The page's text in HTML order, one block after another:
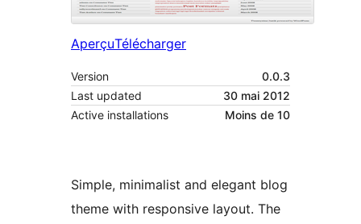
AperçuTélécharger
Version
0.0.3
Last updated
30 mai 2012
Active installations
Moins de 10
Simple, minimalist and elegant blog
theme with responsive layout. The